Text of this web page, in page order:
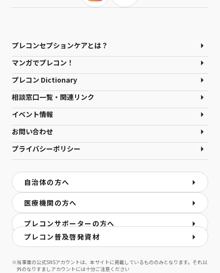
プレコンセプションケアとは？
マンガでプレコン！
プレコン Dictionary
相談窓口一覧・関連リンク
イベント情報
お問い合わせ
プライバシーポリシー
自治体の方へ
医療機関の方へ
プレコンサポーターの方へ
プレコン普及啓発資材
※当事業の公式SNSアカウントは、本サイトに掲載しているもののみとなります。それ以
外のなりすましアカウントには十分ご注意ください